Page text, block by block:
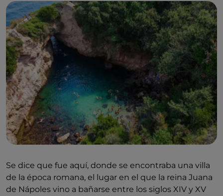
Se dice que fue aquí, donde se encontraba una villa
de la época romana, el lugar en el que la reina Juana
de Nápoles vino a bañarse entre los siglos XIV y XV